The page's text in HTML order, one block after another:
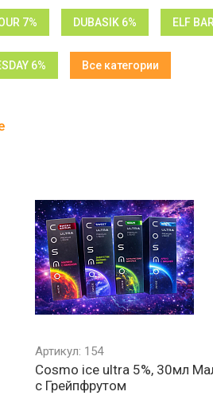
7% DUBASIK 6% ELF
6% Все категории
Артикул: 154
Cosmo ice ultra 5%, 30мл
с Грейпфрутом